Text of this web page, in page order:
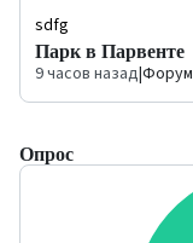
sdfg
Парк в Парвенте
9 часов назад|Форум
Опрос